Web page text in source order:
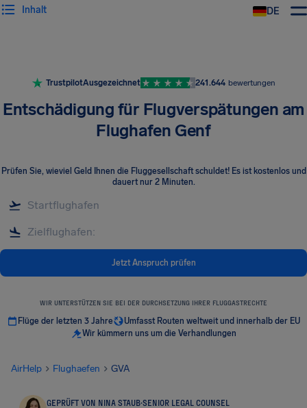
DE
Inhalt
TrustpilotAusgezeichnet 241.644 bewertungen
Entschädigung für Flugverspätungen am
Flughafen Genf
Prüfen Sie, wieviel Geld Ihnen die Fluggesellschaft schuldet! Es ist kostenlos und
dauert nur 2 Minuten.
Jetzt Anspruch prüfen
WIR UNTERSTÜTZEN SIE BEI DER DURCHSETZUNG IHRER FLUGGASTRECHTE
Flüge der letzten 3 Jahre
Umfasst Routen weltweit und innerhalb der EU
Wir kümmern uns um die Verhandlungen
AirHelp Flughaefen GVA
GEPRÜFT VON NINA STAUB·SENIOR LEGAL COUNSEL